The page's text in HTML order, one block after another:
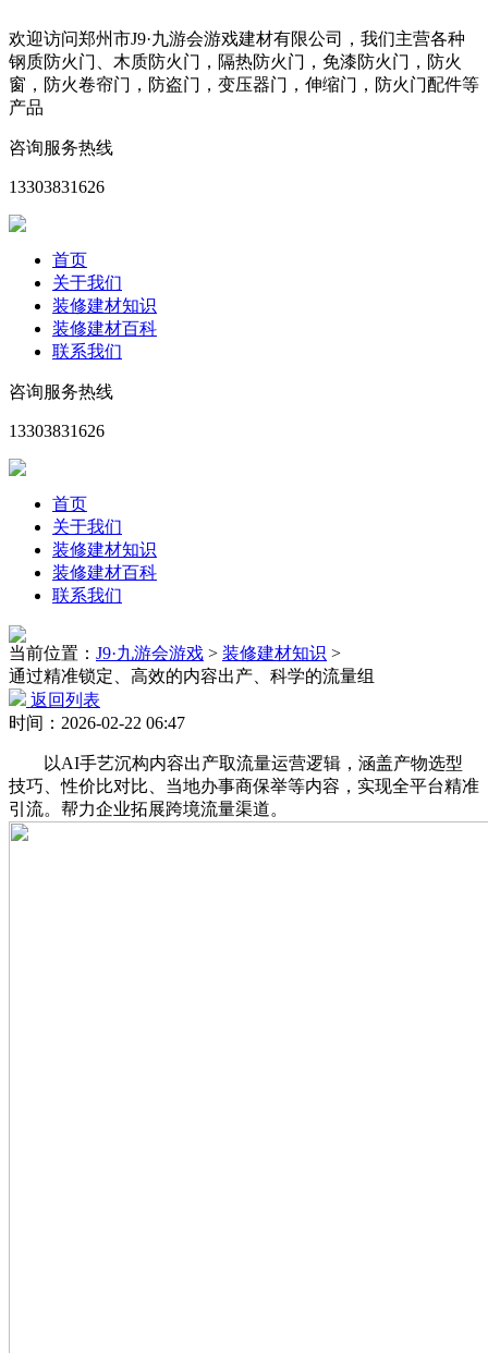
欢迎访问郑州市J9·九游会游戏建材有限公司，我们主营各种
钢质防火门、木质防火门，隔热防火门，免漆防火门，防火
窗，防火卷帘门，防盗门，变压器门，伸缩门，防火门配件等
产品
咨询服务热线
13303831626
首页
关于我们
装修建材知识
装修建材百科
联系我们
咨询服务热线
13303831626
首页
关于我们
装修建材知识
装修建材百科
联系我们
当前位置： J9·九游会游戏 > 装修建材知识 >
通过精准锁定、高效的内容出产、科学的流量组
返回列表
时间：2026-02-22 06:47
以AI手艺沉构内容出产取流量运营逻辑，涵盖产物选型
技巧、性价比对比、当地办事商保举等内容，实现全平台精准
引流。帮力企业拓展跨境流量渠道。